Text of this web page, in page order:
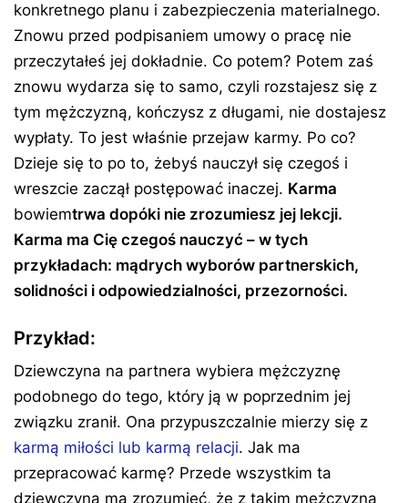
konkretnego planu i zabezpieczenia materialnego.
Znowu przed podpisaniem umowy o pracę nie
przeczytałeś jej dokładnie. Co potem? Potem zaś
znowu wydarza się to samo, czyli rozstajesz się z
tym mężczyzną, kończysz z długami, nie dostajesz
wypłaty. To jest właśnie przejaw karmy. Po co?
Dzieje się to po to, żebyś nauczył się czegoś i
wreszcie zaczął postępować inaczej. Karma
bowiemtrwa dopóki nie zrozumiesz jej lekcji.
Karma ma Cię czegoś nauczyć – w tych
przykładach: mądrych wyborów partnerskich,
solidności i odpowiedzialności, przezorności.
Przykład:
Dziewczyna na partnera wybiera mężczyznę
podobnego do tego, który ją w poprzednim jej
związku zranił. Ona przypuszczalnie mierzy się z
karmą miłości lub karmą relacji. Jak ma
przepracować karmę? Przede wszystkim ta
dziewczyna ma zrozumieć, że z takim mężczyzną